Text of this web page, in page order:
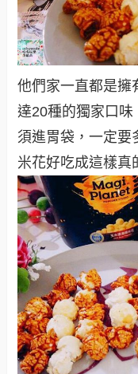
他們家一直都是擁
達20種的獨家口味
須進胃袋，一定要
米花好吃成這樣真